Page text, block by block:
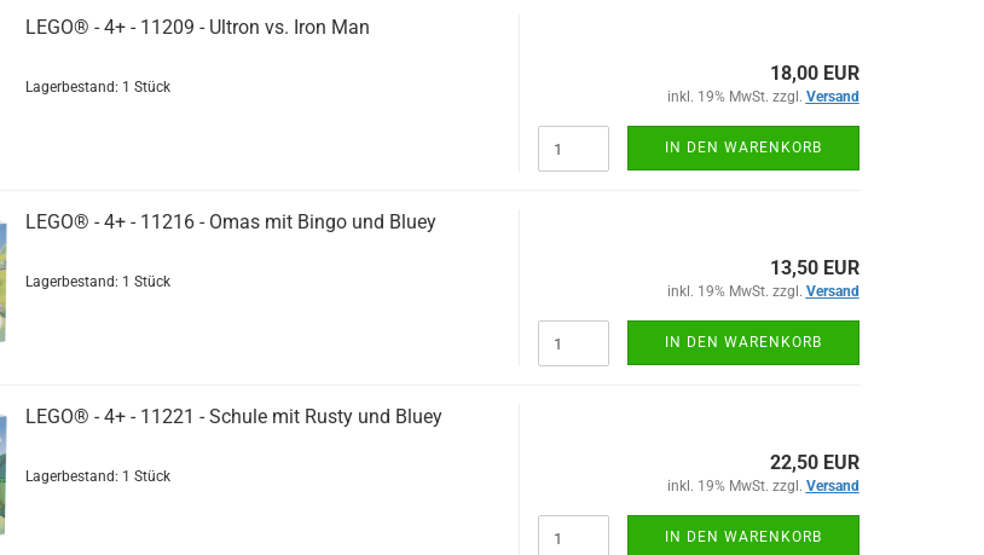
LEGO® - 4+ - 11209 - Ultron vs. Iron Man
Lagerbestand: 1 Stück
18,00 EUR
inkl. 19% MwSt. zzgl. Versand
IN DEN WARENKORB
LEGO® - 4+ - 11216 - Omas mit Bingo und Bluey
Lagerbestand: 1 Stück
13,50 EUR
inkl. 19% MwSt. zzgl. Versand
IN DEN WARENKORB
LEGO® - 4+ - 11221 - Schule mit Rusty und Bluey
Lagerbestand: 1 Stück
22,50 EUR
inkl. 19% MwSt. zzgl. Versand
IN DEN WARENKORB